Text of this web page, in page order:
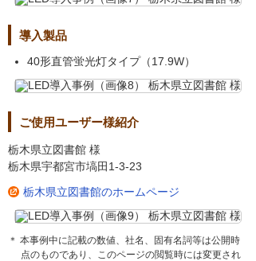
導入製品
40形直管蛍光灯タイプ（17.9W）
ご使用ユーザー様紹介
栃木県立図書館 様
栃木県宇都宮市塙田1-3-23
栃木県立図書館のホームページ
＊ 本事例中に記載の数値、社名、固有名詞等は公開時
点のものであり、このページの閲覧時には変更され